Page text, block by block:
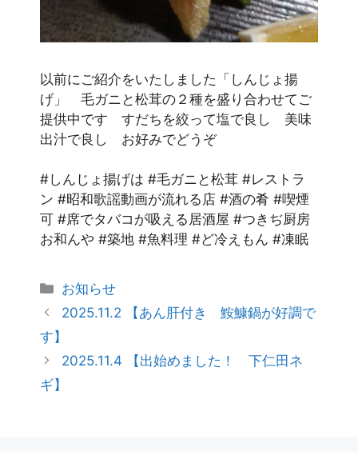
以前にご紹介をいたしました「しんじょ揚
げ」 毛ガニと松茸の２種を盛り合わせてご
提供中です すだちを絞って塩で良し 美味
出汁で良し お好みでどうぞ
#しんじょ揚げは #毛ガニと松茸 #レストラ
ン #昭和歌謡動画が流れる店 #酒の肴 #喫煙
可 #席でタバコが吸える居酒屋 #つきぢ厨房
お和んや #築地 #魚料理 #ど冷えもん #凍眠
お知らせ
2025.11.2 【あん肝付き 鮟鱇鍋が好調で
す】
2025.11.4 【出始めました！ 下仁田ネ
ギ】